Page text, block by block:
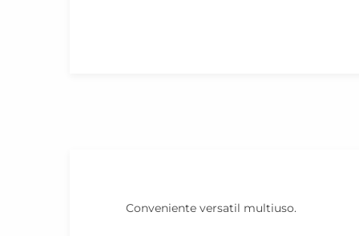
Conveniente versatil multiuso.